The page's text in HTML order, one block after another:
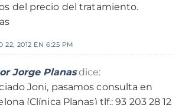
del precio del tratamiento.
22, 2012 EN 6:25 PM
Jorge Planas dice:
Joni, pasamos consulta en
(Clínica Planas) tlf.: 93 203 28 12